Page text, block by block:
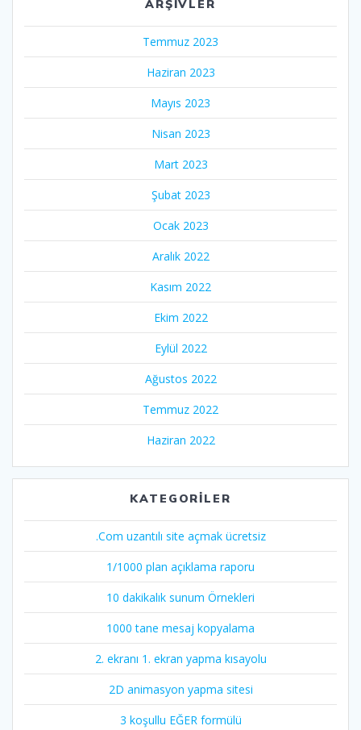
ARŞIVLER
Temmuz 2023
Haziran 2023
Mayıs 2023
Nisan 2023
Mart 2023
Şubat 2023
Ocak 2023
Aralık 2022
Kasım 2022
Ekim 2022
Eylül 2022
Ağustos 2022
Temmuz 2022
Haziran 2022
KATEGORILER
.Com uzantılı site açmak ücretsiz
1/1000 plan açıklama raporu
10 dakikalık sunum Örnekleri
1000 tane mesaj kopyalama
2. ekranı 1. ekran yapma kısayolu
2D animasyon yapma sitesi
3 koşullu EĞER formülü